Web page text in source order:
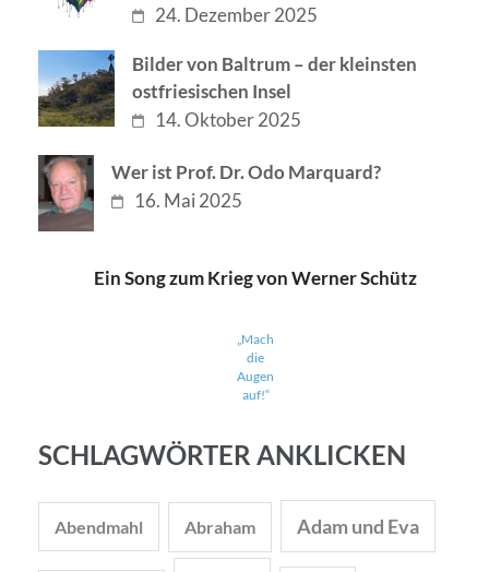
24. Dezember 2025
Bilder von Baltrum – der kleinsten
ostfriesischen Insel
14. Oktober 2025
Wer ist Prof. Dr. Odo Marquard?
16. Mai 2025
Ein Song zum Krieg von Werner Schütz
„Mach
die
Augen
auf!“
SCHLAGWÖRTER ANKLICKEN
Abendmahl Abraham Adam und Eva